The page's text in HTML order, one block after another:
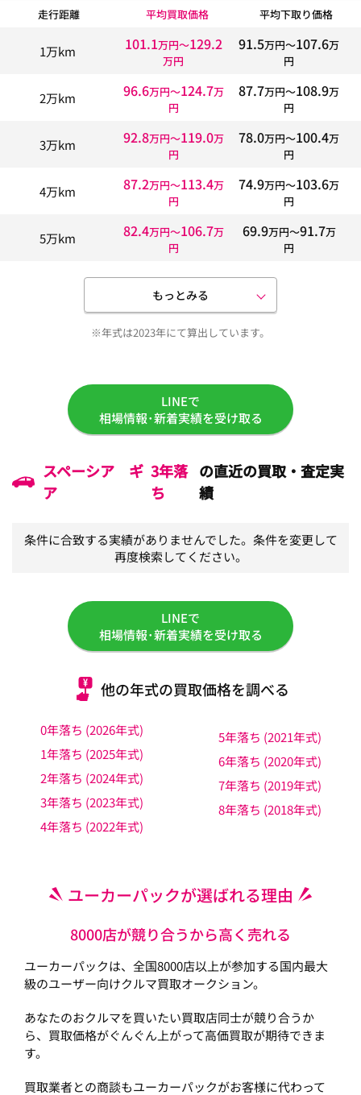
走行距離 平均買取価格 平均下取り価格
1万km 101.1万円〜129.2
万円
91.5万円〜107.6万
円
2万km 96.6万円〜124.7万
円
87.7万円〜108.9万
円
3万km 92.8万円〜119.0万
円
78.0万円〜100.4万
円
4万km 87.2万円〜113.4万
円
74.9万円〜103.6万
円
5万km 82.4万円〜106.7万
円
69.9万円〜91.7万
円
もっとみる
※年式は2023年にて算出しています。
LINEで
相場情報･新着実績を受け取る
スペーシア ギ
ア
3年落
ち
の直近の買取・査定実
績
条件に合致する実績がありませんでした。条件を変更して
再度検索してください。
LINEで
相場情報･新着実績を受け取る
他の年式の買取価格を調べる
0年落ち (2026年式)
1年落ち (2025年式)
2年落ち (2024年式)
3年落ち (2023年式)
4年落ち (2022年式)
5年落ち (2021年式)
6年落ち (2020年式)
7年落ち (2019年式)
8年落ち (2018年式)
ユーカーパックが選ばれる理由
8000店が競り合うから高く売れる
ユーカーパックは、全国8000店以上が参加する国内最大
級のユーザー向けクルマ買取オークション。
あなたのおクルマを買いたい買取店同士が競り合うか
ら、買取価格がぐんぐん上がって高価買取が期待できま
す。
買取業者との商談もユーカーパックがお客様に代わって